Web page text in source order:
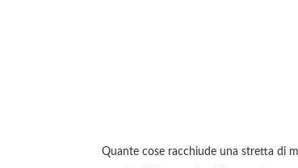
Quante cose racchiude una stretta di